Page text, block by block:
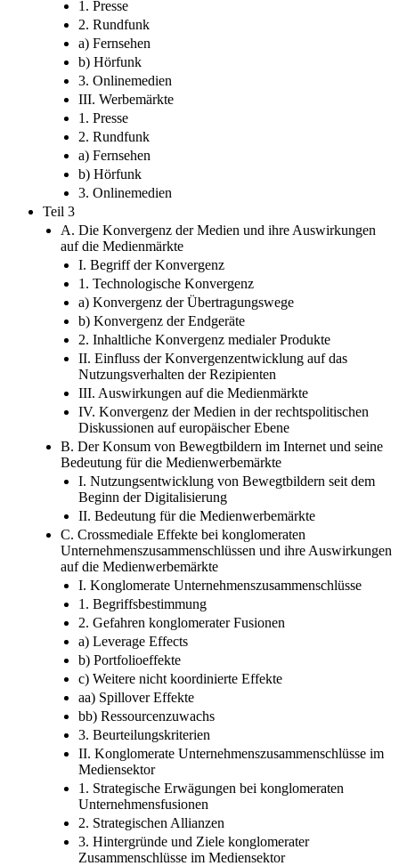
Nachfragemärkte
1. Presse
2. Rundfunk
a) Fernsehen
b) Hörfunk
3. Onlinemedien
III. Werbemärkte
1. Presse
2. Rundfunk
a) Fernsehen
b) Hörfunk
Teil 3
A. Die Konvergenz der Medien und ihre Auswirkungen
auf die Medienmärkte
I. Begriff der Konvergenz
1. Technologische Konvergenz
a) Konvergenz der Übertragungswege
b) Konvergenz der Endgeräte
2. Inhaltliche Konvergenz medialer Produkte
II. Einfluss der Konvergenzentwicklung auf das
Nutzungsverhalten der Rezipienten
III. Auswirkungen auf die Medienmärkte
IV. Konvergenz der Medien in der rechtspolitischen
Diskussionen auf europäischer Ebene
B. Der Konsum von Bewegtbildern im Internet und seine
Bedeutung für die Medienwerbemärkte
I. Nutzungsentwicklung von Bewegtbildern seit dem
Beginn der Digitalisierung
II. Bedeutung für die Medienwerbemärkte
C. Crossmediale Effekte bei konglomeraten
Unternehmenszusammenschlüssen und ihre Auswirkungen
auf die Medienwerbemärkte
I. Konglomerate Unternehmenszusammenschlüsse
1. Begriffsbestimmung
2. Gefahren konglomerater Fusionen
a) Leverage Effects
b) Portfolioeffekte
c) Weitere nicht koordinierte Effekte
aa) Spillover Effekte
bb) Ressourcenzuwachs
3. Beurteilungskriterien
II. Konglomerate Unternehmenszusammenschlüsse im
Mediensektor
1. Strategische Erwägungen bei konglomeraten
Unternehmensfusionen
2. Strategischen Allianzen
3. Hintergründe und Ziele konglomerater